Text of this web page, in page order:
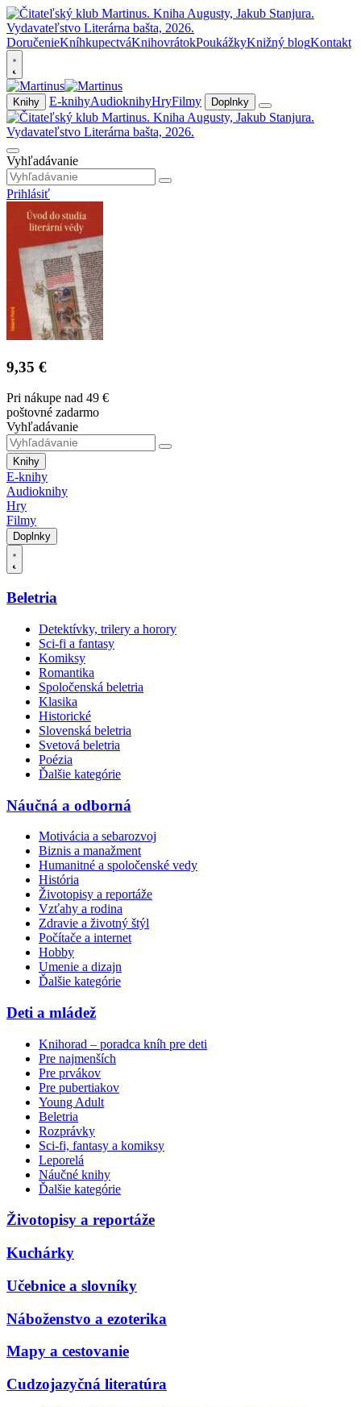
DoručenieKníhkupectváKnihovrátokPoukážkyKnižný blogKontakt
Knihy E-knihyAudioknihyHryFilmy Doplnky
Vyhľadávanie
Prihlásiť
9,35 €
Pri nákupe nad 49 €
poštovné zadarmo
Vyhľadávanie
Knihy
E-knihy
Audioknihy
Hry
Filmy
Doplnky
Beletria
Detektívky, trilery a horory
Sci-fi a fantasy
Komiksy
Romantika
Spoločenská beletria
Klasika
Historické
Slovenská beletria
Svetová beletria
Poézia
Ďalšie kategórie
Náučná a odborná
Motivácia a sebarozvoj
Biznis a manažment
Humanitné a spoločenské vedy
História
Životopisy a reportáže
Vzťahy a rodina
Zdravie a životný štýl
Počítače a internet
Hobby
Umenie a dizajn
Ďalšie kategórie
Deti a mládež
Knihorad – poradca kníh pre deti
Pre najmenších
Pre prvákov
Pre pubertiakov
Young Adult
Beletria
Rozprávky
Sci-fi, fantasy a komiksy
Leporelá
Náučné knihy
Ďalšie kategórie
Životopisy a reportáže
Kuchárky
Učebnice a slovníky
Náboženstvo a ezoterika
Mapy a cestovanie
Cudzojazyčná literatúra